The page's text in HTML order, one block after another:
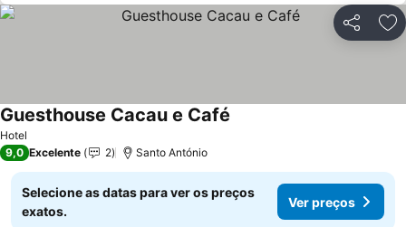
Partilhar
Hotel
Guesthouse Cacau e Café
9,0 Excelente 2 Santo António
Selecione as datas para ver os preços
exatos.
Ver preços